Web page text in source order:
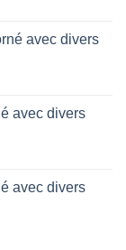
avec divers
avec divers
avec divers